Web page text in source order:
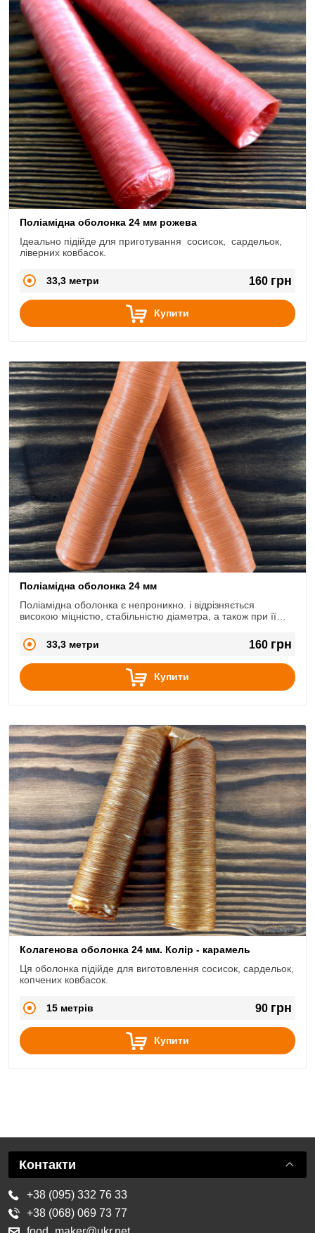
Поліамідна оболонка 24 мм рожева
Ідеально підійде для приготування сосисок, сардельок,
ліверних ковбасок.
33,3 метри 160 грн
Купити
Поліамідна оболонка 24 мм
Поліамідна оболонка є непроникно. і відрізняється
високою міцністю, стабільністю діаметра, а також при її
мінімальні.33,3 метри 160 грн
Купити
Колагенова оболонка 24 мм. Колір - карамель
Ця оболонка підійде для виготовлення сосисок, сардельок,
копчених ковбасок.
15 метрів 90 грн
Купити
Контакти
+38 (095) 332 76 33
+38 (068) 069 73 77